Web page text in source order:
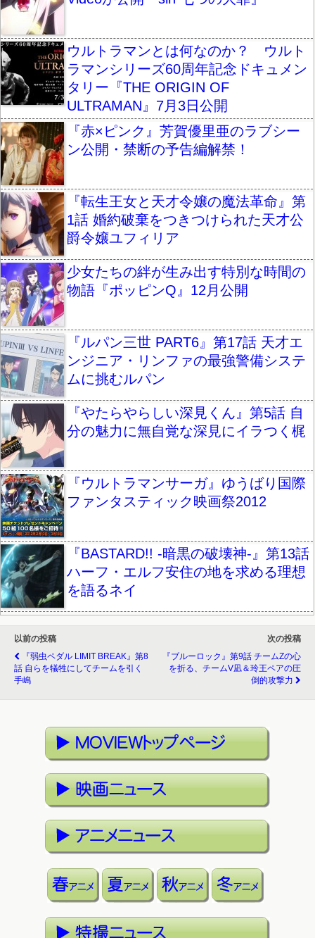
ウルトラマンとは何なのか？ ウルト
ラマンシリーズ60周年記念ドキュメン
タリー『THE ORIGIN OF
ULTRAMAN』7月3日公開
『赤×ピンク』芳賀優里亜のラブシー
ン公開・禁断の予告編解禁！
『転生王女と天才令嬢の魔法革命』第
1話 婚約破棄をつきつけられた天才公
爵令嬢ユフィリア
少女たちの絆が生み出す特別な時間の
物語『ポッピンQ』12月公開
『ルパン三世 PART6』第17話 天才エ
ンジニア・リンファの最強警備システ
ムに挑むルパン
『やたらやらしい深見くん』第5話 自
分の魅力に無自覚な深見にイラつく梶
『ウルトラマンサーガ』ゆうばり国際
ファンタスティック映画祭2012
『BASTARD!! -暗黒の破壊神-』第13話
ハーフ・エルフ安住の地を求める理想
を語るネイ
以前の投稿
『弱虫ペダル LIMIT BREAK』第8
話 自らを犠牲にしてチームを引く
手嶋
次の投稿
『ブルーロック』第9話 チームZの心
を折る、チームV凪＆玲王ペアの圧
倒的攻撃力